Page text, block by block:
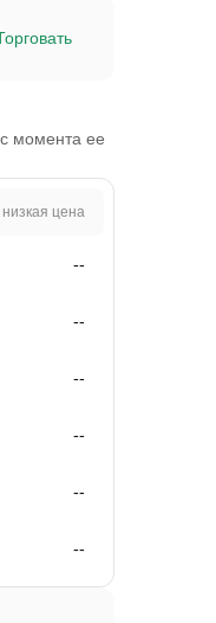
момента ее
цена
--
--
--
--
--
--